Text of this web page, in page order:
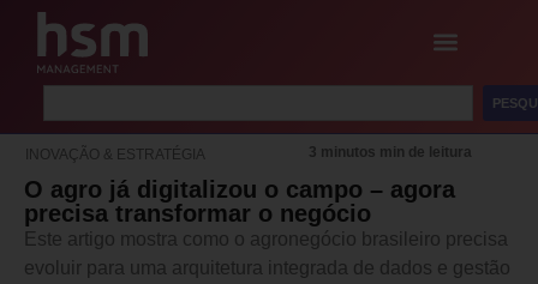
INOVAÇÃO & ESTRATÉGIA 3 minutos min de leitura
O agro já digitalizou o campo – agora
precisa transformar o negócio
Este artigo mostra como o agronegócio brasileiro precisa
evoluir para uma arquitetura integrada de dados e gestão